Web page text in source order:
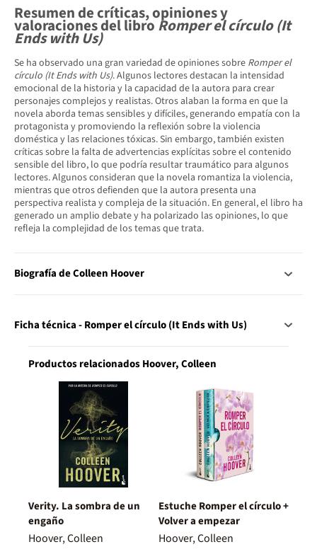
Resumen de críticas, opiniones y
valoraciones del libroRomper el círculo (It
Ends with Us)
Se ha observado una gran variedad de opiniones sobre Romper el
círculo (It Ends with Us). Algunos lectores destacan la intensidad
emocional de la historia y la capacidad de la autora para crear
personajes complejos y realistas. Otros alaban la forma en que la
novela aborda temas sensibles y difíciles, generando empatía con la
protagonista y promoviendo la reflexión sobre la violencia
doméstica y las relaciones tóxicas. Sin embargo, también existen
críticas sobre la falta de advertencias explícitas sobre el contenido
sensible del libro, lo que podría resultar traumático para algunos
lectores. Algunos consideran que la novela romantiza la violencia,
mientras que otros defienden que la autora presenta una
perspectiva realista y compleja de la situación. En general, el libro ha
generado un amplio debate y ha polarizado las opiniones, lo que
refleja la complejidad de los temas que trata.
Biografía de Colleen Hoover
Ficha técnica - Romper el círculo (It Ends with Us)
Productos relacionados Hoover, Colleen
Verity. La sombra de un
engaño
Hoover, Colleen
Estuche Romper el círculo +
Volver a empezar
Hoover, Colleen